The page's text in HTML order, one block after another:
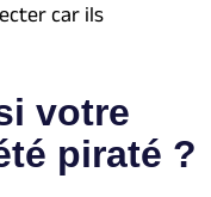
car ils
votre
piraté ?